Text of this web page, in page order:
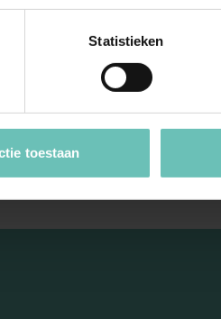
Statistieken
toestaan
enabling